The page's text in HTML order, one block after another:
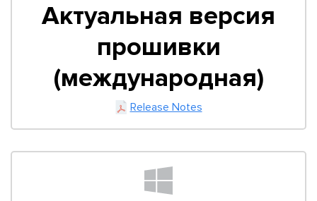
Актуальная версия
прошивки
(международная)
Release Notes